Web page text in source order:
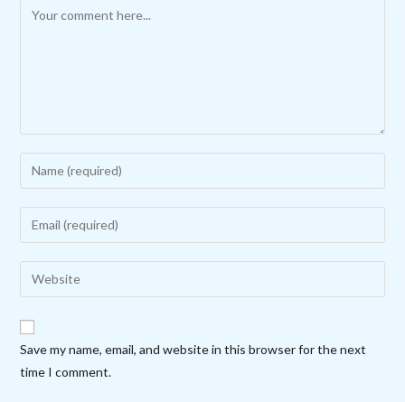
Comment
Enter
your
name
to
comment
Enter
your
email
address
comment
Enter
your
website
URL
Save my name, email, and website in this browser for the next
time I comment.